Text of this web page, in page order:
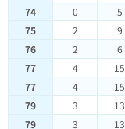
74
0 5
75
2 9
76
2 6
77
4 15
77
4 15
79
3 13
79
3 13